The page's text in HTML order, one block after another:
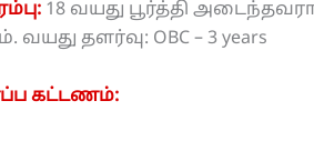
18 வயது பூர்த்தி
தளர்வு: OBC – 3 years
கட்டணம்: